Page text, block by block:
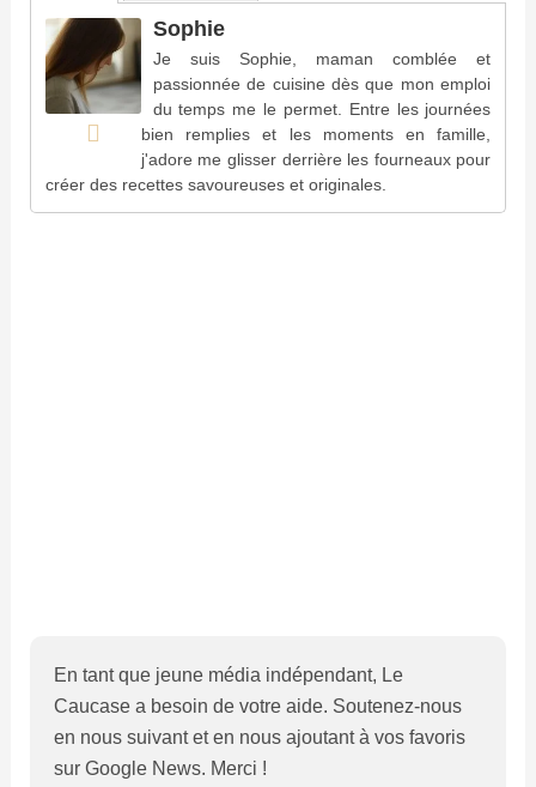
Sophie
Je suis Sophie, maman comblée et
passionnée de cuisine dès que mon emploi
du temps me le permet. Entre les journées
bien remplies et les moments en famille,
j'adore me glisser derrière les fourneaux pour
créer des recettes savoureuses et originales.
En tant que jeune média indépendant, Le
Caucase a besoin de votre aide. Soutenez-nous
en nous suivant et en nous ajoutant à vos favoris
sur Google News. Merci !